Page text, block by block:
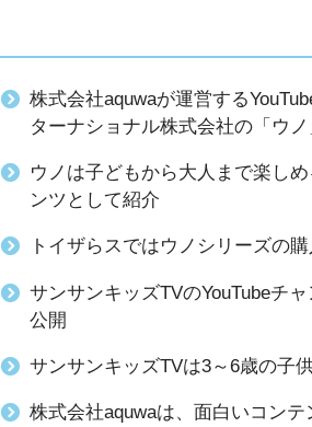
株式会社aquwaが運営する
ターナショナル株式会社の「ウ
ウノは子どもから大人まで楽し
ンツとして紹介
トイザらスではウノシリーズの
サンサンキッズTVのYouTubeチ
公開
サンサンキッズTVは3～6歳の子
株式会社aquwaは、面白いコン